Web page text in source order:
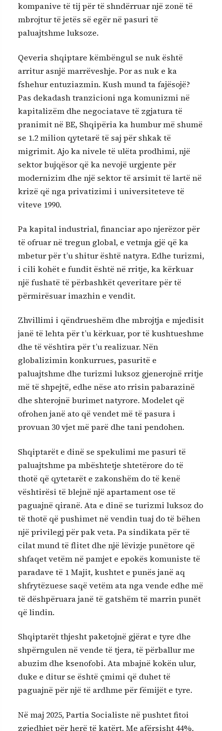
kompanive të tij për të shndërruar një zonë të
mbrojtur të jetës së egër në pasuri të
paluajtshme luksoze.
Qeveria shqiptare këmbëngul se nuk është
arritur asnjë marrëveshje. Por as nuk e ka
fshehur entuziazmin. Kush mund ta fajësojë?
Pas dekadash tranzicioni nga komunizmi në
kapitalizëm dhe negociatave të zgjatura të
pranimit në BE, Shqipëria ka humbur më shumë
se 1.2 milion qytetarë të saj për shkak të
migrimit. Ajo ka nivele të ulëta prodhimi, një
sektor bujqësor që ka nevojë urgjente për
modernizim dhe një sektor të arsimit të lartë në
krizë që nga privatizimi i universiteteve të
viteve 1990.
Pa kapital industrial, financiar apo njerëzor për
të ofruar në tregun global, e vetmja gjë që ka
mbetur për t’u shitur është natyra. Edhe turizmi,
i cili kohët e fundit është në rritje, ka kërkuar
një fushatë të përbashkët qeveritare për të
përmirësuar imazhin e vendit.
Zhvillimi i qëndrueshëm dhe mbrojtja e mjedisit
janë të lehta për t’u kërkuar, por të kushtueshme
dhe të vështira për t’u realizuar. Nën
globalizimin konkurrues, pasuritë e
paluajtshme dhe turizmi luksoz gjenerojnë rritje
më të shpejtë, edhe nëse ato rrisin pabarazinë
dhe shterojnë burimet natyrore. Modelet që
ofrohen janë ato që vendet më të pasura i
provuan 30 vjet më parë dhe tani pendohen.
Shqiptarët e dinë se spekulimi me pasuri të
paluajtshme pa mbështetje shtetërore do të
thotë që qytetarët e zakonshëm do të kenë
vështirësi të blejnë një apartament ose të
paguajnë qiranë. Ata e dinë se turizmi luksoz do
të thotë që pushimet në vendin tuaj do të bëhen
një privilegj për pak veta. Pa sindikata për të
cilat mund të flitet dhe një lëvizje punëtore që
shfaqet vetëm në pamjet e epokës komuniste të
paradave të 1 Majit, kushtet e punës janë aq
shfrytëzuese saqë vetëm ata nga vende edhe më
të dëshpëruara janë të gatshëm të marrin punët
që lindin.
Shqiptarët thjesht paketojnë gjërat e tyre dhe
shpërngulen në vende të tjera, të përballur me
abuzim dhe ksenofobi. Ata mbajnë kokën ulur,
duke e ditur se është çmimi që duhet të
paguajnë për një të ardhme për fëmijët e tyre.
Në maj 2025, Partia Socialiste në pushtet fitoi
zgjedhjet për herë të katërt. Me afërsisht 44%,